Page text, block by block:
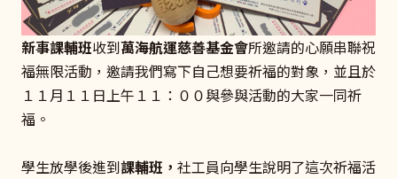
新事課輔班收到萬海航運慈善基金會所邀請的心願串聯祝
福無限活動，邀請我們寫下自己想要祈福的對象，並且於
１１月１１日上午１１：００與參與活動的大家一同祈
福。
學生放學後進到課輔班， 社工員向學生說明了這次祈福活